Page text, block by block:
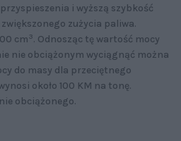
i wyższą szybkość
zużycia paliwa.
cm3. Odnosząc tę wartość mocy
nie obciążonym wyciągnąć można
do masy dla przeciętnego
około 100 KM na tonę.
obciążonego.